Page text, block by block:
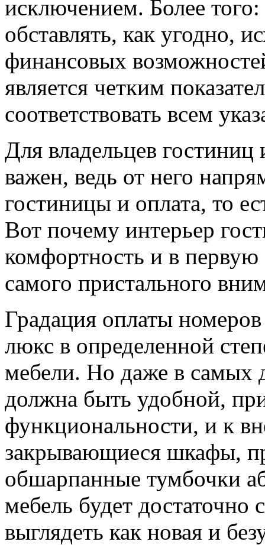
исключением. Более
обставлять, как угодно,
финансовых
является четким
соответствовать всем
Для владельцев гостиниц
важен, ведь от него
гостиницы и оплата, то
Вот почему интерьер
комфортность и в первую
самого пристального
Градация оплаты
люкс в определенной
мебели. Но даже в самых
должна быть удобной,
функциональности, и к
закрывающиеся шкафы,
обшарпанные тумбочки
мебель будет
выглядеть как новая и